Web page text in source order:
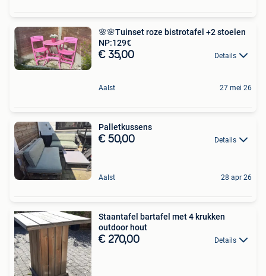
🌸🌸Tuinset roze bistrotafel +2 stoelen
NP:129€
€ 35,00 Details
Aalst 27 mei 26
Palletkussens
€ 50,00 Details
Aalst 28 apr 26
Staantafel bartafel met 4 krukken
outdoor hout
€ 270,00 Details